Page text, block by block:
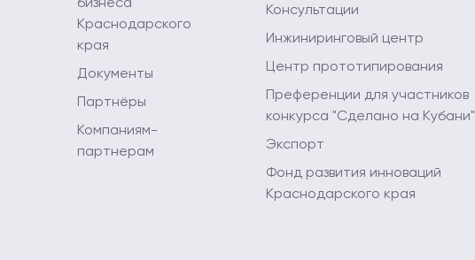
бизнеса
Краснодарского
края
Документы
Партнёры
Компаниям-
партнерам
Консультации
Инжиниринговый центр
Центр прототипирования
Преференции для участников
конкурса "Сделано на Кубани"
Экспорт
Фонд развития инноваций
Краснодарского края